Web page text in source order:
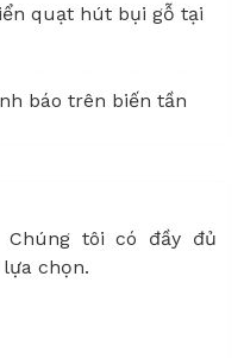
quạt hút bụi gỗ tại
báo trên biến tần
Chúng tôi có đầy đủ
chọn.